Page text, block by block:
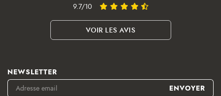
J'accepte les conditions générales et la politique de confidentialité